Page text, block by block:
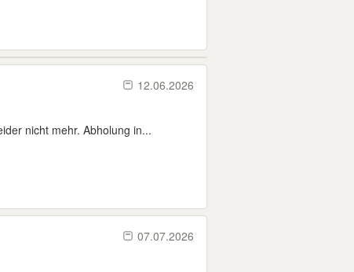
12.06.2026
nicht mehr. Abholung in...
07.07.2026